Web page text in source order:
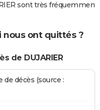
sont très fréquemment
nous ont quittés ?
de DUJARIER
décès (source :